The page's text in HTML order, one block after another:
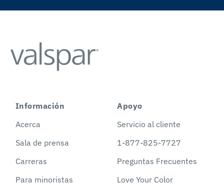
Información
Acerca
Sala de prensa
Carreras
Para minoristas
Apoyo
Servicio al cliente
1-877-825-7727
Preguntas Frecuentes
Love Your Color